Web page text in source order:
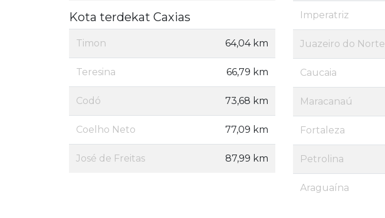
Kota terdekat Caxias
Timon 64,04 km
Teresina 66,79 km
Codó 73,68 km
Coelho Neto 77,09 km
José de Freitas 87,99 km
Imperatriz
Juazeiro do Norte
Caucaia
Maracanaú
Fortaleza
Petrolina
Araguaína